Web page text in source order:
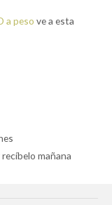
a peso ve a esta
mañana